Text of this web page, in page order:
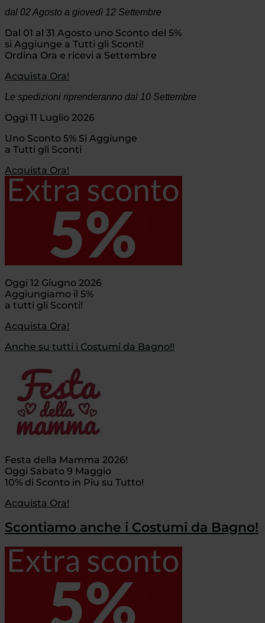
dal 02 Agosto a giovedì 12 Settembre
Dal 01 al 31 Agosto uno Sconto del 5%
si Aggiunge a Tutti gli Sconti!
Ordina Ora e ricevi a Settembre
Acquista Ora!
Le spedizioni riprenderanno dal 10 Settembre
Oggi 11 Luglio 2026
Uno Sconto 5% Si Aggiunge
a Tutti gli Sconti
Acquista Ora!
Oggi 12 Giugno 2026
Aggiungiamo il 5%
a tutti gli Sconti!
Acquista Ora!
Anche su tutti i Costumi da Bagno!!
Festa della Mamma 2026!
Oggi Sabato 9 Maggio
10% di Sconto in Piu su Tutto!
Acquista Ora!
Scontiamo anche i Costumi da Bagno!